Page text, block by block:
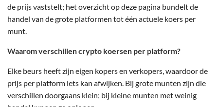
de prijs vaststelt; het overzicht op deze pagina bundelt de
handel van de grote platformen tot één actuele koers per
munt.
Waarom verschillen crypto koersen per platform?
Elke beurs heeft zijn eigen kopers en verkopers, waardoor de
prijs per platform iets kan afwijken. Bij grote munten zijn die
verschillen doorgaans klein; bij kleine munten met weinig